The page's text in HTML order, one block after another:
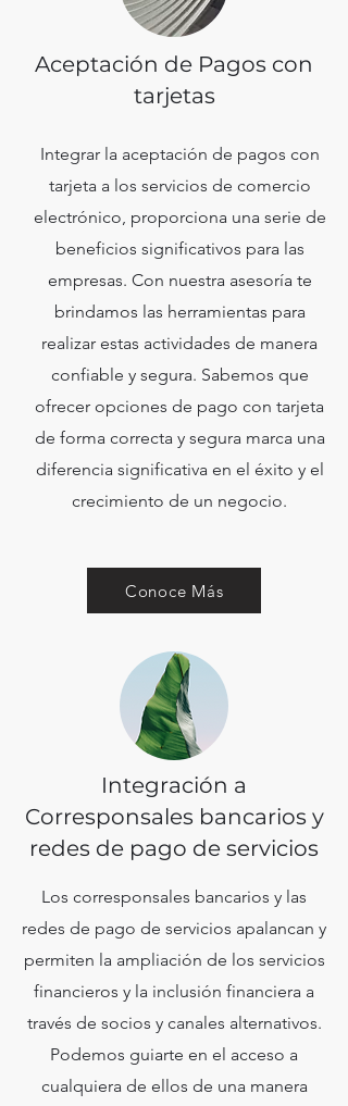
Aceptación de Pagos con
tarjetas
Integrar la aceptación de pagos con
tarjeta a los servicios de comercio
electrónico, proporciona una serie de
beneficios significativos para las
empresas. Con nuestra asesoría te
brindamos las herramientas para
realizar estas actividades de manera
confiable y segura. Sabemos que
ofrecer opciones de pago con tarjeta
de forma correcta y segura marca una
diferencia significativa en el éxito y el
crecimiento de un negocio.
Conoce Más
Integración a
Corresponsales bancarios y
redes de pago de servicios
Los corresponsales bancarios y las
redes de pago de servicios apalancan y
permiten la ampliación de los servicios
financieros y la inclusión financiera a
través de socios y canales alternativos.
Podemos guiarte en el acceso a
cualquiera de ellos de una manera